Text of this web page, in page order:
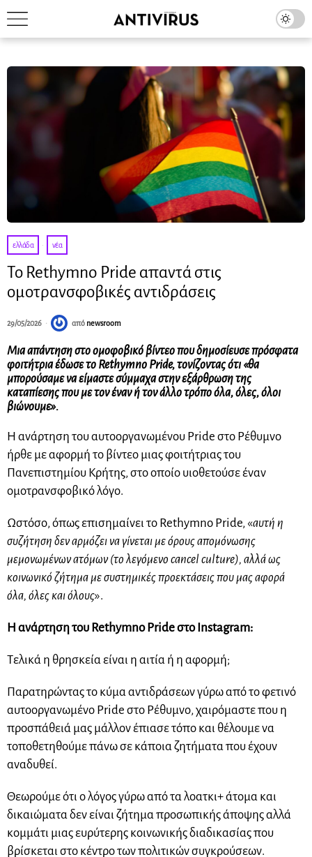
ελλάδα · νέα
Το Rethymno Pride απαντά στις
ομοτρανσφοβικές αντιδράσεις
29/05/2026 από newsroom
Μια απάντηση στο ομοφοβικό βίντεο που δημοσίευσε πρόσφατα
φοιτήτρια έδωσε το Rethymno Pride, τονίζοντας ότι «θα
μπορούσαμε να είμαστε σύμμαχα στην εξάρθρωση της
καταπίεσης που με τον έναν ή τον άλλο τρόπο όλα, όλες, όλοι
βιώνουμε».
Η ανάρτηση του αυτοοργανωμένου Pride στο Ρέθυμνο
ήρθε με αφορμή το βίντεο μιας φοιτήτριας του
Πανεπιστημίου Κρήτης, στο οποίο υιοθετούσε έναν
ομοτρανσφοβικό λόγο.
Ωστόσο, όπως επισημαίνει το Rethymno Pride, «αυτή η
συζήτηση δεν αρμόζει να γίνεται με όρους απομόνωσης
μεμονωμένων ατόμων (το λεγόμενο cancel culture), αλλά ως
κοινωνικό ζήτημα με συστημικές προεκτάσεις που μας αφορά
όλα, όλες και όλους».
Η ανάρτηση του Rethymno Pride στο Instagram:
Τελικά η θρησκεία είναι η αιτία ή η αφορμή;
Παρατηρώντας το κύμα αντιδράσεων γύρω από το φετινό
αυτοοργανωμένο Pride στο Ρέθυμνο, χαιρόμαστε που η
προσπάθειά μας μάλλον έπιασε τόπο και θέλουμε να
τοποθετηθούμε πάνω σε κάποια ζητήματα που έχουν
αναδυθεί.
Θεωρούμε ότι ο λόγος γύρω από τα λοατκι+ άτομα και
δικαιώματα δεν είναι ζήτημα προσωπικής άποψης αλλά
κομμάτι μιας ευρύτερης κοινωνικής διαδικασίας που
βρίσκεται στο κέντρο των πολιτικών συγκρούσεων.